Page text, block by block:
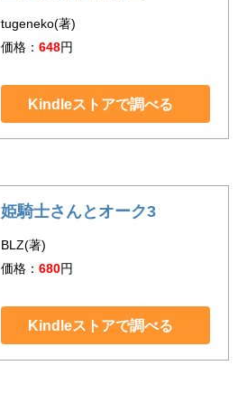
tugeneko(著)
価格： 648円
Kindleストアで調べる
姫騎士さんとオーク3
BLZ(著)
価格： 680円
Kindleストアで調べる